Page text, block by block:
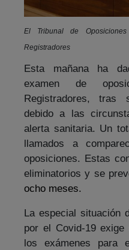
El Tribunal de
Registradores
Esta mañana ha
examen de
Registradores,
debido a las
alerta sanitaria. Un
llamados a
oposiciones. Estas
eliminatorios y se
ocho meses.
La especial situación
por el Covid-19
los exámenes para